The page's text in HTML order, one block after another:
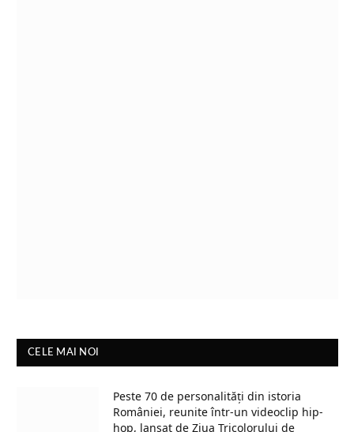
CELE MAI NOI
Peste 70 de personalități din istoria
României, reunite într-un videoclip hip-
hop, lansat de Ziua Tricolorului de